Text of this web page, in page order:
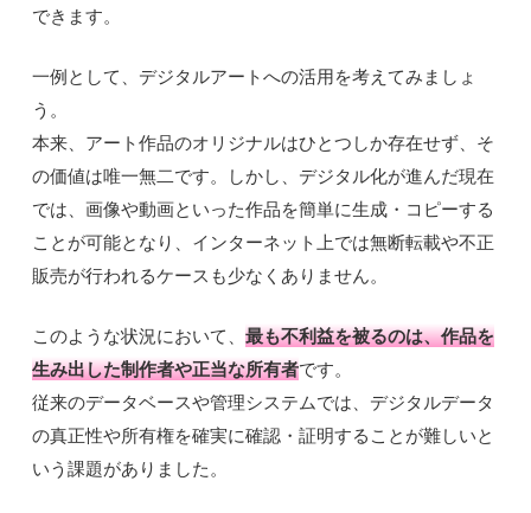
できます。
一例として、デジタルアートへの活用を考えてみましょ
う。
本来、アート作品のオリジナルはひとつしか存在せず、そ
の価値は唯一無二です。しかし、デジタル化が進んだ現在
では、画像や動画といった作品を簡単に生成・コピーする
ことが可能となり、インターネット上では無断転載や不正
販売が行われるケースも少なくありません。
このような状況において、最も不利益を被るのは、作品を
生み出した制作者や正当な所有者です。
従来のデータベースや管理システムでは、デジタルデータ
の真正性や所有権を確実に確認・証明することが難しいと
いう課題がありました。